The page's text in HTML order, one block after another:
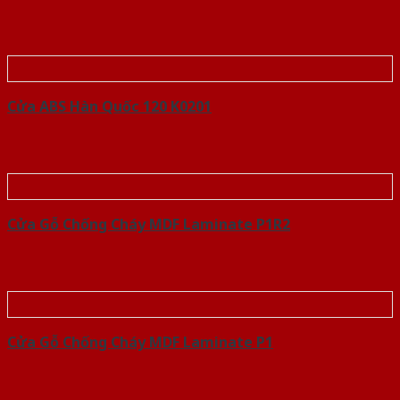
Cửa ABS Hàn Quốc 120 K0201
Cửa Gỗ Chống Cháy MDF Laminate P1R2
Cửa Gỗ Chống Cháy MDF Laminate P1